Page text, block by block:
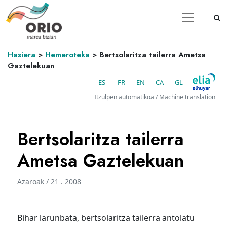
Hasiera > Hemeroteka > Bertsolaritza tailerra Ametsa
Gaztelekuan
ES FR EN CA GL
Itzulpen automatikoa / Machine translation
Bertsolaritza tailerra
Ametsa Gaztelekuan
Azaroak / 21 . 2008
Bihar larunbata, bertsolaritza tailerra antolatu